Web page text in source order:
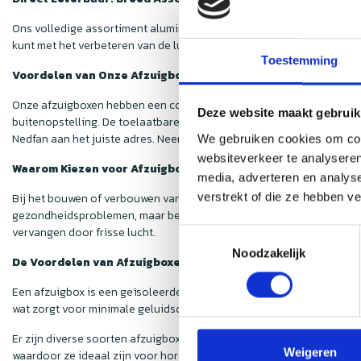
Toestemming
Deze website maakt
We gebruiken cookies om
websiteverkeer te
media, adverteren en
verstrekt of die ze hebben
Noodzakelijk
Weigeren
Ons volledige assortiment aluminium afzuigboxen, met
kunt met het verbeteren van de luchtkwaliteit in je pand.
Voordelen van Onze Afzuigboxen
Onze afzuigboxen hebben een compact design en staan bekend
buitenopstelling. De toelaatbare temperatuur van de verplaatste
Nedfan aan het juiste adres. Neem een kijkje in ons assortiment
Waarom Kiezen voor Afzuigboxen?
Bij het bouwen of verbouwen van een pand wordt ventilatie vaak
gezondheidsproblemen, maar beschermt ook het gebouw tegen
vervangen door frisse lucht.
De Voordelen van Afzuigboxen
Een afzuigbox is een geïsoleerde unit met een krachtige
wat zorgt voor minimale geluidsoverlast zonder dat dit ten koste
Er zijn diverse soorten afzuigboxen beschikbaar, elk met
waardoor ze ideaal zijn voor horecakeukens, rookruimtes,